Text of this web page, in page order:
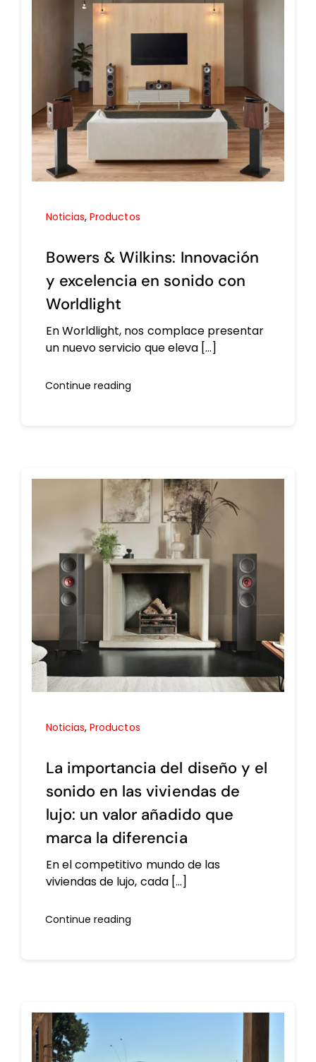
Noticias,Productos
Bowers & Wilkins: Innovación
y excelencia en sonido con
Worldlight
En Worldlight, nos complace presentar
un nuevo servicio que eleva [...]
Continue reading
Noticias,Productos
La importancia del diseño y el
sonido en las viviendas de
lujo: un valor añadido que
marca la diferencia
En el competitivo mundo de las
viviendas de lujo, cada [...]
Continue reading